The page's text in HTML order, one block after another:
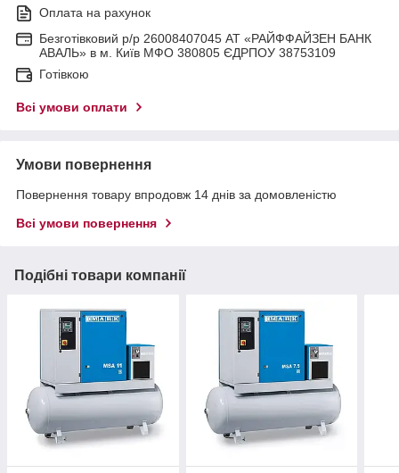
Оплата на рахунок
Безготівковий р/р 26008407045 АТ «РАЙФФАЙЗЕН БАНК
АВАЛЬ» в м. Київ МФО 380805 ЄДРПОУ 38753109
Готівкою
Всі умови оплати
Умови повернення
Повернення товару впродовж 14 днів за домовленістю
Всі умови повернення
Подібні товари компанії